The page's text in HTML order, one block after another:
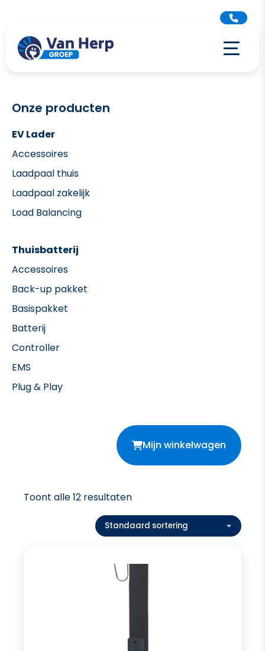
Onze producten
EV Lader
Accessoires
Laadpaal thuis
Laadpaal zakelijk
Load Balancing
Thuisbatterij
Accessoires
Back-up pakket
Basispakket
Batterij
Controller
EMS
Plug & Play
Mijn winkelwagen
Toont alle 12 resultaten